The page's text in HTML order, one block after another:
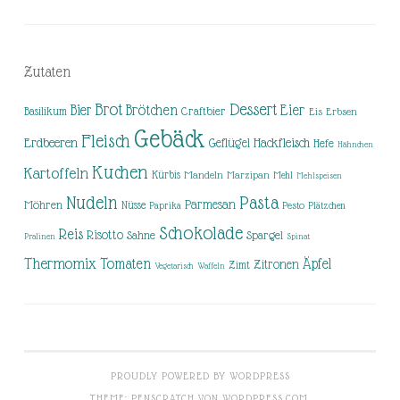
Zutaten
Basilikum Bier Brot Brötchen Craftbier Dessert Eier Eis Erbsen
Erdbeeren Fleisch Gebäck Geflügel Hackfleisch Hefe Hähnchen
Kartoffeln Kuchen Kürbis Mandeln Marzipan Mehl Mehlspeisen
Möhren Nudeln Nüsse Paprika Parmesan Pasta Pesto Plätzchen
Pralinen Reis Risotto Sahne Schokolade Spargel Spinat
Thermomix Tomaten Vegetarisch Waffeln Zimt Zitronen Äpfel
PROUDLY POWERED BY WORDPRESS